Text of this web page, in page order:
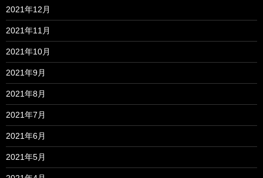
2021年12月
2021年11月
2021年10月
2021年9月
2021年8月
2021年7月
2021年6月
2021年5月